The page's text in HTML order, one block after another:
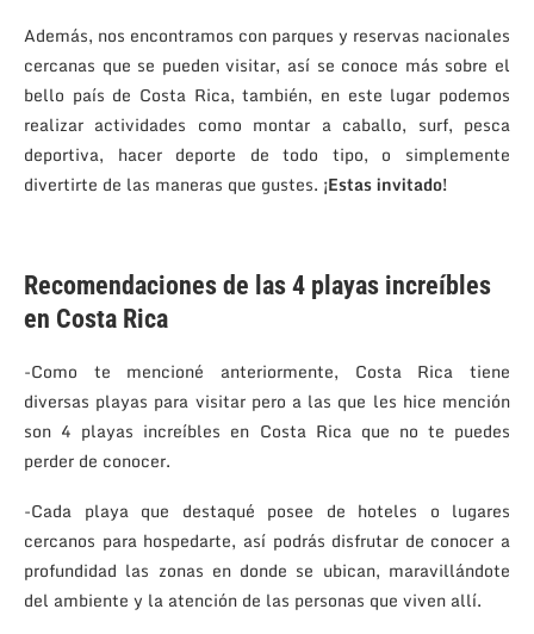
Además, nos encontramos con parques y reservas nacionales
cercanas que se pueden visitar, así se conoce más sobre el
bello país de Costa Rica, también, en este lugar podemos
realizar actividades como montar a caballo, surf, pesca
deportiva, hacer deporte de todo tipo, o simplemente
divertirte de las maneras que gustes. ¡Estas invitado!
Recomendaciones de las 4 playas increíbles
en Costa Rica
-Como te mencioné anteriormente, Costa Rica tiene
diversas playas para visitar pero a las que les hice mención
son 4 playas increíbles en Costa Rica que no te puedes
perder de conocer.
-Cada playa que destaqué posee de hoteles o lugares
cercanos para hospedarte, así podrás disfrutar de conocer a
profundidad las zonas en donde se ubican, maravillándote
del ambiente y la atención de las personas que viven allí.